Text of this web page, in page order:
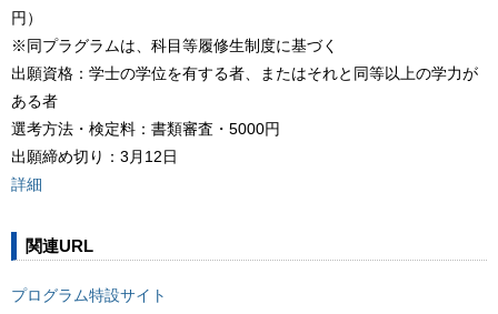
円）
※同プラグラムは、科目等履修生制度に基づく
出願資格：学士の学位を有する者、またはそれと同等以上の学力が
ある者
選考方法・検定料：書類審査・5000円
出願締め切り：3月12日
詳細
関連URL
プログラム特設サイト